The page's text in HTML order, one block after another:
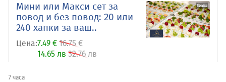
Мини или Макси сет за
повод и без повод: 20 или
240 хапки за ваш..
Цена:7.49 € 16.75 €
14.65 лв 32.76 лв
7 часа